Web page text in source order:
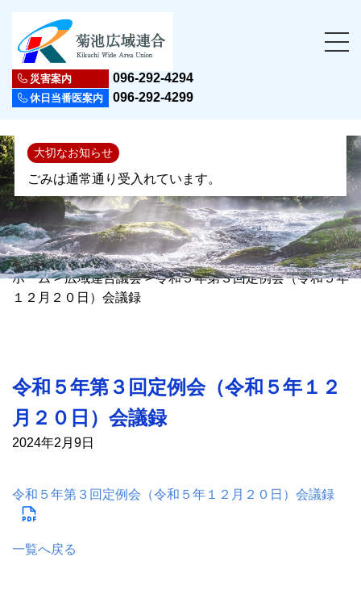
災害案内 096-292-4294
休日当番医案内 096-292-4299
大切なお知らせ
ごみは通常通り受入れています。
ホーム>広域連合議会>令和５年第３回定例会（令和５年
１２月２０日）会議録
令和５年第３回定例会（令和５年１２
月２０日）会議録
2024年2月9日
令和５年第３回定例会（令和５年１２月２０日）会議録
一覧へ戻る